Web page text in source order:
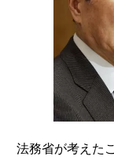
法務省が考えた